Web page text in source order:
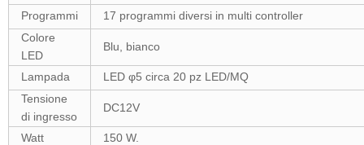
Programmi
17 programmi diversi in multi controller
Colore
LED
Blu, bianco
Lampada
LED φ5 circa 20 pz LED/MQ
Tensione
di ingresso
DC12V
Watt
150 W.